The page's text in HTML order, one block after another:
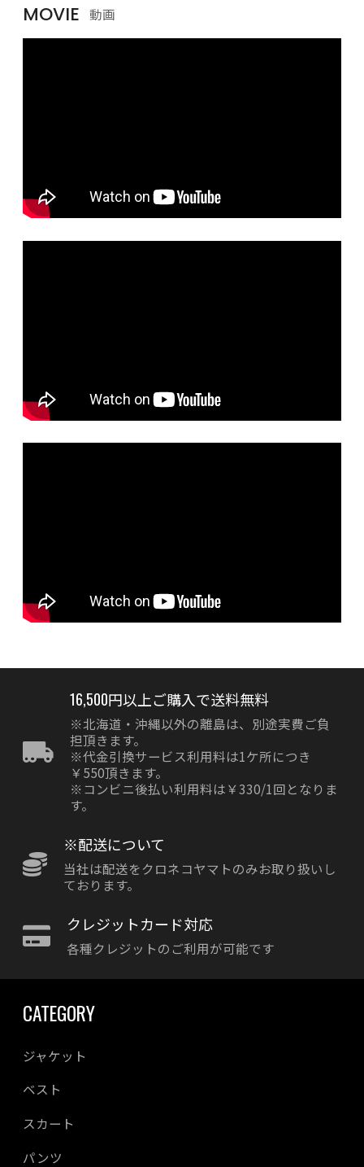
MOVIE 動画
16,500円以上ご購入で送料無料
※北海道・沖縄以外の離島は、別途実費ご負
担頂きます。
※代金引換サービス利用料は1ケ所につき
￥550頂きます。
※コンビニ後払い利用料は￥330/1回となりま
す。
※配送について
当社は配送をクロネコヤマトのみお取り扱いし
ております。
クレジットカード対応
各種クレジットのご利用が可能です
CATEGORY
ジャケット
ベスト
スカート
パンツ